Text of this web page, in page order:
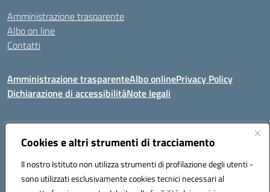
Cookies e altri strumenti di tracciamento
Il nostro Istituto non utilizza strumenti di profilazione degli utenti -
sono utilizzati esclusivamente cookies tecnici necessari al
Amministrazione trasparente
Albo on line
Contatti
Amministrazione trasparenteAlbo onlinePrivacy Policy
Dichiarazione di accessibilitàNote legali
Indirizzo:Via Tirso, 07011 Bono (SS)
Posta elettronica certificata (PEC):ssic820006@pec.istruzione.it
Codice fiscale: 81000530907